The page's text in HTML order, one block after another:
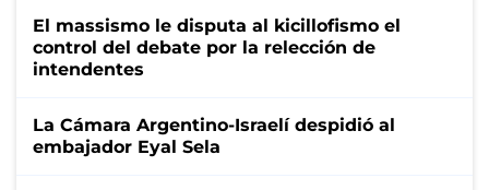
El massismo le disputa al kicillofismo el
control del debate por la relección de
intendentes
La Cámara Argentino-Israelí despidió al
embajador Eyal Sela